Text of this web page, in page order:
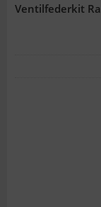
Ventilfederkit